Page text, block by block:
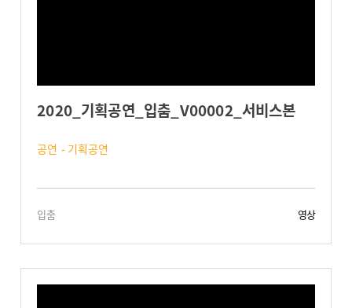
2020_기획공연_입춤_V00002_서비스본
공연 - 기획공연
입춤 영상